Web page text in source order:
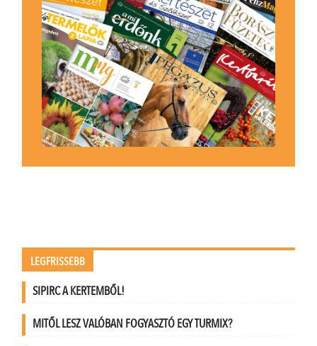
LEGFRISSEBB
SIPIRC A KERTEMBŐL!
MITŐL LESZ VALÓBAN FOGYASZTÓ EGY TURMIX?